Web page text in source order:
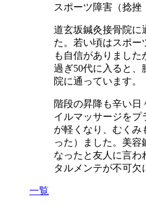
スポーツ障害（捻挫
道玄坂鍼灸接骨院に
た。若い頃はスポー
も自信がありまし
過ぎ50代に入ると、
院に通っています。
階段の昇降も辛い日
イルマッサージをプ
が軽くなり、むくみ
った）ました。美容
なったと友人に言わ
タルメンテが不可欠
一覧